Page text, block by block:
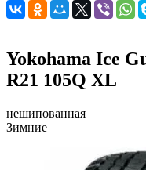
Yokohama Ice
R21 105Q XL
нешипованная
Зимние